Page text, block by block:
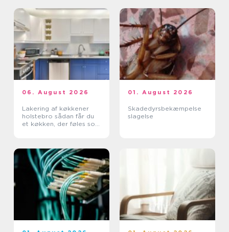
06. August 2026
Lakering af køkkener
holstebro sådan får du
et køkken, der føles som
01. August 2026
Skadedyrsbekæmpelse
slagelse